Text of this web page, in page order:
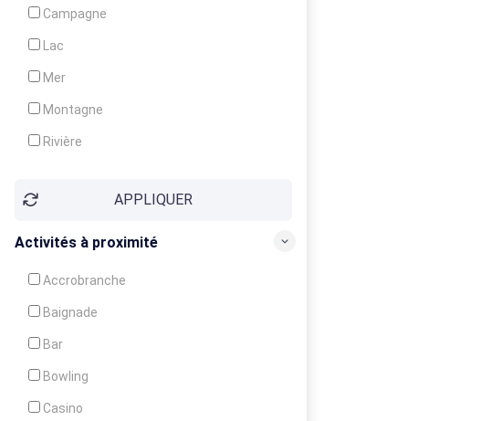
Campagne
Lac
Mer
Montagne
Rivière
APPLIQUER
Activités à proximité
Accrobranche
Baignade
Bar
Bowling
Casino